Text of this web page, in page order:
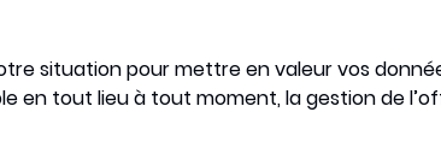
situation pour mettre en valeur vos
en tout lieu à tout moment, la gestion de